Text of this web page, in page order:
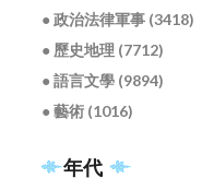
● 政治法律軍事 (3418)
● 歷史地理 (7712)
● 語言文學 (9894)
● 藝術 (1016)
年代